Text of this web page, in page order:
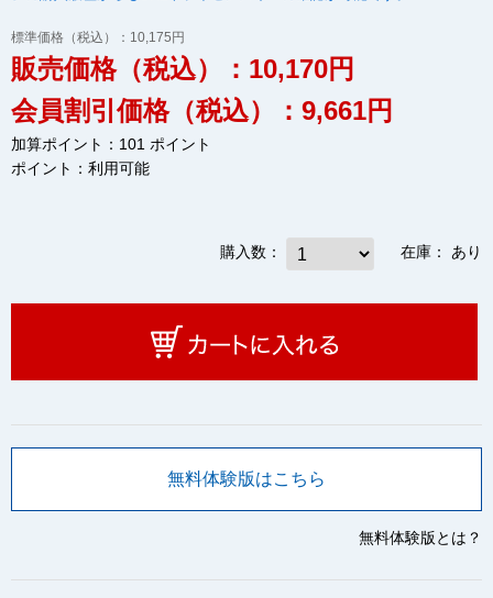
標準価格（税込）：10,175円
販売価格（税込）：10,170円
会員割引価格（税込）：9,661円
加算ポイント：101 ポイント
ポイント： 利用可能
購入数： 在庫： あり
無料体験版はこちら
無料体験版とは？